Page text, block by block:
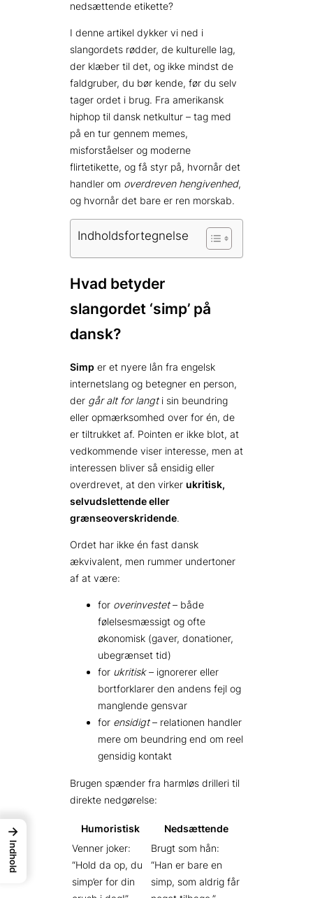
nedsættende etikette?
I denne artikel dykker vi ned i
slangordets rødder, de kulturelle lag,
der klæber til det, og ikke mindst de
faldgruber, du bør kende, før du selv
tager ordet i brug. Fra amerikansk
hiphop til dansk netkultur – tag med
på en tur gennem memes,
misforståelser og moderne
flirtetikette, og få styr på, hvornår det
handler om overdreven hengivenhed,
og hvornår det bare er ren morskab.
Indholdsfortegnelse
Hvad betyder
slangordet ‘simp’ på
dansk?
Simp er et nyere lån fra engelsk
internetslang og betegner en person,
der går alt for langti sin beundring
eller opmærksomhed over for én, de
er tiltrukket af. Pointen er ikke blot, at
vedkommende viser interesse, men at
interessen bliver så ensidig eller
overdrevet, at den virker ukritisk,
selvudslettende eller
grænseoverskridende.
Ordet har ikke én fast dansk
ækvivalent, men rummer undertoner
af at være:
for overinvestet– både
følelsesmæssigt og ofte
økonomisk (gaver, donationer,
ubegrænset tid)
for ukritisk– ignorerer eller
bortforklarer den andens fejl og
manglende gensvar
for ensidigt– relationen handler
mere om beundring end om reel
gensidig kontakt
Brugen spænder fra harmløs drilleri til
direkte nedgørelse:
Humoristisk
Nedsættende
Venner joker:
“Hold da op, du
simp’er for din
Brugt som hån:
“Han er bare en
simp, som aldrig får
→
Indhold